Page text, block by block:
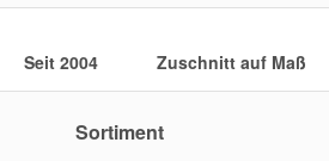
Seit 2004 Zuschnitt auf Maß
Sortiment